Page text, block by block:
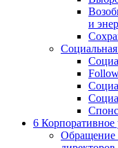
и
Социальная
6 Корпоративное
Обращение